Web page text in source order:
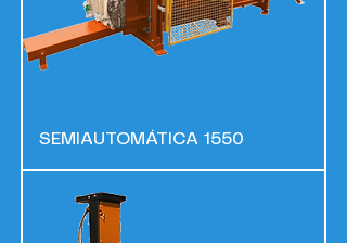
SEMIAUTOMÁTICA 1550